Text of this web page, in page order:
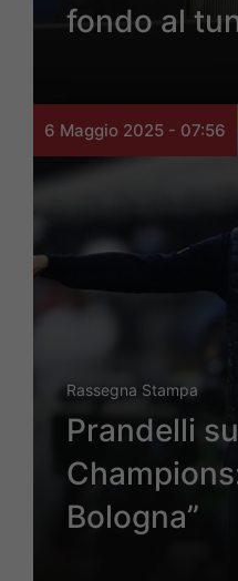
fondo al
6 Maggio 2025 - 07:56
Rassegna Stampa
Prandelli
Bologna”